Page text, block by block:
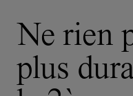
Ne rien
plus